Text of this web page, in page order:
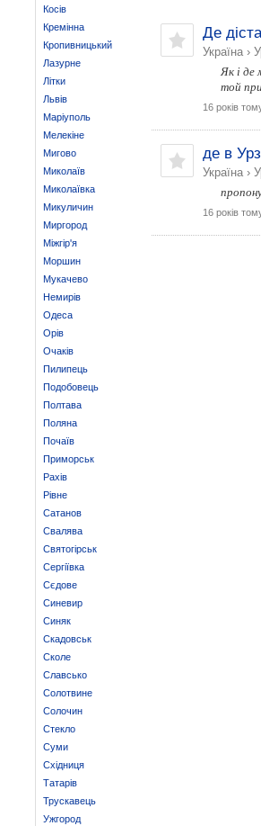
Де
Україна›
Як і де
той
16 років
де в
Україна›
16 років
Косів
Кремінна
Кропивницький
Лазурне
Літки
Львів
Маріуполь
Мелекіне
Мигово
Миколаїв
Миколаївка
Микуличин
Миргород
Міжгір'я
Моршин
Мукачево
Немирів
Одеса
Орів
Очаків
Пилипець
Подобовець
Полтава
Поляна
Почаїв
Приморськ
Рахів
Рівне
Сатанов
Свалява
Святогірськ
Сергіївка
Сєдове
Синевир
Синяк
Скадовськ
Сколе
Славсько
Солотвине
Солочин
Стекло
Суми
Східниця
Татарів
Трускавець
Ужгород